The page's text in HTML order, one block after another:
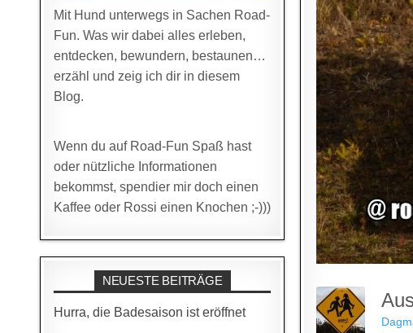
Mit Hund unterwegs in Sachen Road-
Fun. Was wir dabei alles erleben,
entdecken, bewundern, bestaunen…
erzähl und zeig ich dir in diesem
Blog.
Wenn du auf Road-Fun Spaß hast
oder nützliche Informationen
bekommst, spendier mir doch einen
Kaffee oder Rossi einen Knochen ;-)))
NEUESTE BEITRÄGE
Hurra, die Badesaison ist eröffnet